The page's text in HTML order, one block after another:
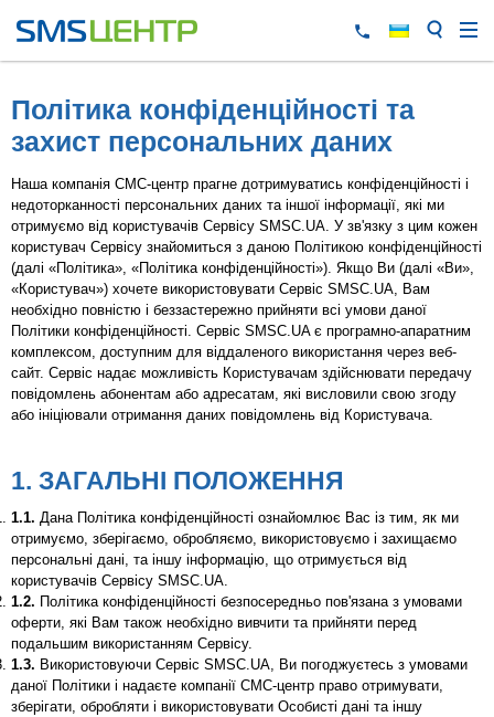
Політика конфіденційності та
захист персональних даних
Наша компанія СМС-центр прагне дотримуватись конфіденційності і
недоторканності персональних даних та іншої інформації, які ми
отримуємо від користувачів Сервісу SMSC.UA. У зв'язку з цим кожен
користувач Сервісу знайомиться з даною Політикою конфіденційності
(далі «Політика», «Політика конфіденційності»). Якщо Ви (далі «Ви»,
«Користувач») хочете використовувати Сервіс SMSC.UA, Вам
необхідно повністю і беззастережно прийняти всі умови даної
Політики конфіденційності. Сервіс SMSC.UA є програмно-апаратним
комплексом, доступним для віддаленого використання через веб-
сайт. Сервіс надає можливість Користувачам здійснювати передачу
повідомлень абонентам або адресатам, які висловили свою згоду
або ініціювали отримання даних повідомлень від Користувача.
1. ЗАГАЛЬНІ ПОЛОЖЕННЯ
1.1. Дана Політика конфіденційності ознайомлює Вас із тим, як ми
отримуємо, зберігаємо, обробляємо, використовуємо і захищаємо
персональні дані, та іншу інформацію, що отримується від
користувачів Сервісу SMSC.UA.
1.2. Політика конфіденційності безпосередньо пов'язана з умовами
оферти, які Вам також необхідно вивчити та прийняти перед
подальшим використанням Сервісу.
1.3. Використовуючи Сервіс SMSC.UA, Ви погоджуєтесь з умовами
даної Політики і надаєте компанії СМС-центр право отримувати,
зберігати, обробляти і використовувати Особисті дані та іншу